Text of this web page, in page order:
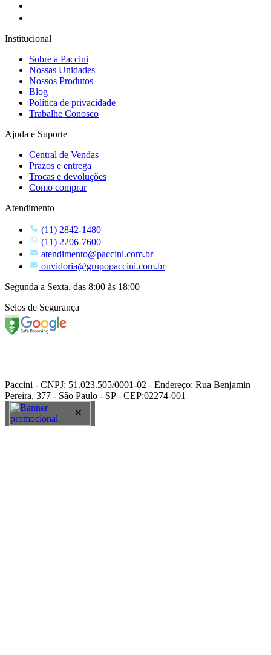
Institucional
Sobre a Paccini
Nossas Unidades
Nossos Produtos
Blog
Política de privacidade
Trabalhe Conosco
Ajuda e Suporte
Central de Vendas
Prazos e entrega
Trocas e devoluções
Como comprar
Atendimento
(11) 2842-1480
(11) 2206-7600
atendimento@paccini.com.br
ouvidoria@grupopaccini.com.br
Segunda a Sexta, das 8:00 às 18:00
Selos de Segurança
Paccini - CNPJ: 51.023.505/0001-02 - Endereço: Rua Benjamin
Pereira, 377 - São Paulo - SP - CEP:02274-001
×